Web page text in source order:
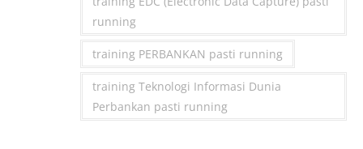
running
training PERBANKAN pasti running
training Teknologi Informasi Dunia
Perbankan pasti running